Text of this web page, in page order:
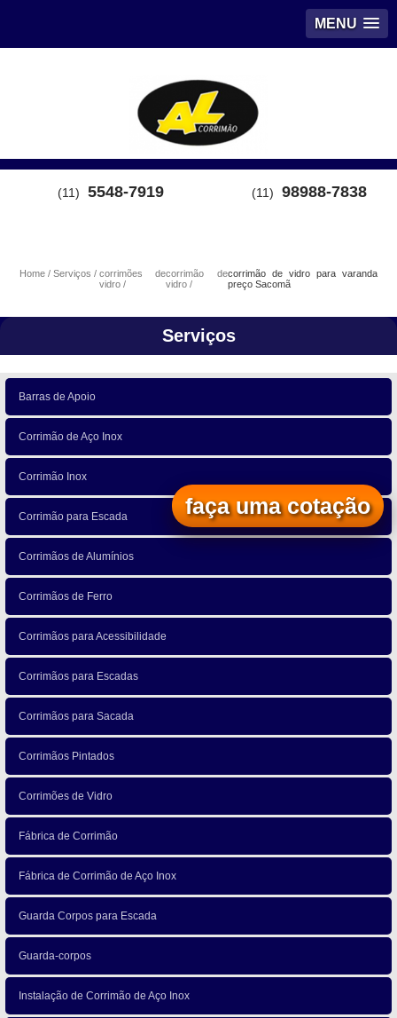
MENU
(11) 5548-7919 (11) 98988-7838
Home Serviços
corrimões de
vidro
corrimão de
vidro
corrimão de vidro para varanda
preço Sacomã
Serviços
Barras de Apoio
Corrimão de Aço Inox
Corrimão Inox
Corrimão para Escada
Corrimãos de Alumínios
Corrimãos de Ferro
Corrimãos para Acessibilidade
Corrimãos para Escadas
Corrimãos para Sacada
Corrimãos Pintados
Corrimões de Vidro
Fábrica de Corrimão
Fábrica de Corrimão de Aço Inox
Guarda Corpos para Escada
Guarda-corpos
Instalação de Corrimão de Aço Inox
faça uma cotação